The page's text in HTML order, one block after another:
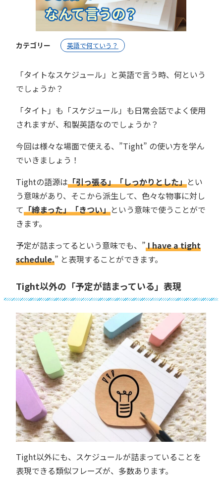
カテゴリー 英語で何ていう？
「タイトなスケジュール」と英語で言う時、何という
でしょうか？
「タイト」も「スケジュール」も日常会話でよく使用
されますが、和製英語なのでしょうか？
今回は様々な場面で使える、”Tight” の使い方を学ん
でいきましょう！
Tightの語源は「引っ張る」「しっかりとした」とい
う意味があり、そこから派生して、色々な物事に対し
て「締まった」「きつい」という意味で使うことがで
きます。
予定が詰まってるという意味でも、”I have a tight
schedule.” と表現することができます。
Tight以外の「予定が詰まっている」表現
Tight以外にも、スケジュールが詰まっていることを
表現できる類似フレーズが、多数あります。